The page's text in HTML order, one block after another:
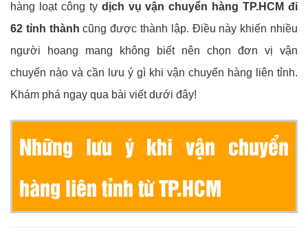
hàng loạt công ty dịch vụ vận chuyển hàng TP.HCM đi
62 tỉnh thành cũng được thành lập. Điều này khiến nhiều
người hoang mang không biết nên chọn đơn vị vận
chuyển nào và cần lưu ý gì khi vận chuyển hàng liên tỉnh.
Khám phá ngay qua bài viết dưới đây!
Những lưu ý khi vận chuyển
hàng liên tỉnh từ TP.HCM